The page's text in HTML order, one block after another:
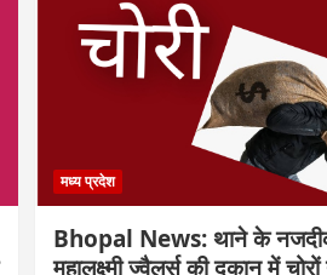
मध्य प्रदेश
Bhopal News: थाने के
महालक्ष्मी ज्वैलर्स की दुकान में